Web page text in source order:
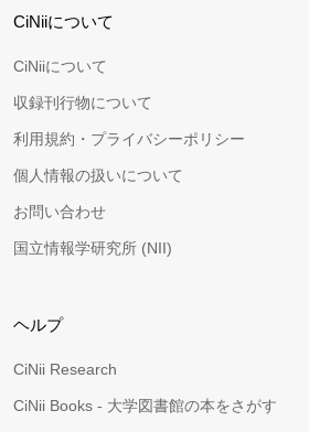
CiNiiについて
CiNiiについて
収録刊行物について
利用規約・プライバシーポリシー
個人情報の扱いについて
お問い合わせ
国立情報学研究所 (NII)
ヘルプ
CiNii Research
CiNii Books - 大学図書館の本をさがす